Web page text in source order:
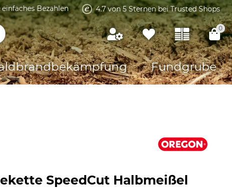
einfaches Bezahlen 4.7 von 5 Sternen bei Trusted Shops
0
Fundgrube
SpeedCut Halbmeißel